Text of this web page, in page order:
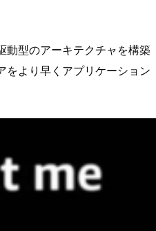
動型のアーキテクチャを構築
をより早くアプリケーション